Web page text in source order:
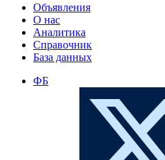
Объявления
О нас
Аналитика
Справочник
База данных
ФБ